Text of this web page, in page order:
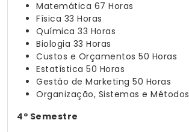
Matemática 67 Horas
Física 33 Horas
Química 33 Horas
Biologia 33 Horas
Custos e Orçamentos 50 Horas
Estatística 50 Horas
Gestão de Marketing 50 Horas
Organização, Sistemas e Métodos
4º Semestre